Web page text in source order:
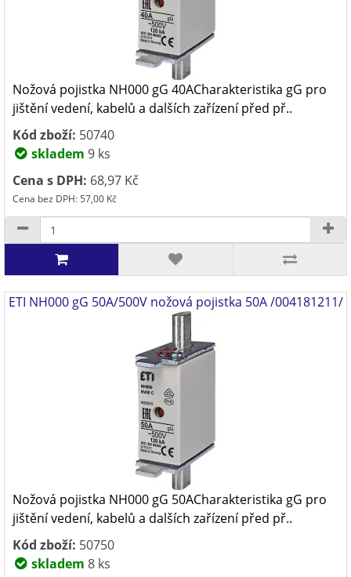
Nožová pojistka NH000 gG 40ACharakteristika gG pro
jištění vedení, kabelů a dalších zařízení před př..
Kód zboží: 50740
skladem 9 ks
Cena s DPH: 68,97 Kč
Cena bez DPH: 57,00 Kč
ETI NH000 gG 50A/500V nožová pojistka 50A /004181211/
Nožová pojistka NH000 gG 50ACharakteristika gG pro
jištění vedení, kabelů a dalších zařízení před př..
Kód zboží: 50750
skladem 8 ks